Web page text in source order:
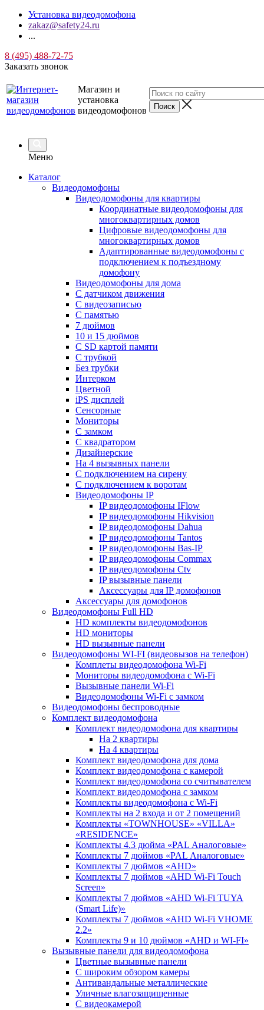
Установка видеодомофона
zakaz@safety24.ru
...
8 (495) 488-72-75
Заказать звонок
Магазин и
установка
видеодомофонов
Меню
Каталог
Видеодомофоны
Видеодомофоны для квартиры
Координатные видеодомофоны для
многоквартирных домов
Цифровые видеодомофоны для
многоквартирных домов
Адаптированные видеодомофоны с
подключением к подъездному
домофону
Видеодомофоны для дома
С датчиком движения
С видеозаписью
C памятью
7 дюймов
10 и 15 дюймов
С SD картой памяти
С трубкой
Без трубки
Интерком
Цветной
iPS дисплей
Сенсорные
Мониторы
С замком
C квадратором
Дизайнерские
На 4 вызывных панели
С подключением на сирену
С подключением к воротам
Видеодомофоны IP
IP видеодомофоны IFlow
IP видеодомофоны Hikvision
IP видеодомофоны Dahua
IP видеодомофоны Tantos
IP видеодомофоны Bas-IP
IP видеодомофоны Commax
IP видеодомофоны Ctv
IP вызывные панели
Аксессуары для IP домофонов
Аксессуары для домофонов
Видеодомофоны Full HD
HD комплекты видеодомофонов
HD мониторы
HD вызывные панели
Видеодомофоны WI-FI (видеовызов на телефон)
Комплеты видеодомофона Wi-Fi
Мониторы видеодомофона с Wi-Fi
Вызывные панели Wi-Fi
Видеодомофоны Wi-Fi с замком
Видеодомофоны беспроводные
Комплект видеодомофона
Комплект видеодомофона для квартиры
На 2 квартиры
На 4 квартиры
Комплект видеодомофона для дома
Комплект видеодомофона с камерой
Комплект видеодомофона со считывателем
Комплект видеодомофона c замком
Комплекты видеодомофона с Wi-Fi
Комплекты на 2 входа и от 2 помещений
Комплекты «TOWNHOUSE» «VILLA»
«RESIDENCE»
Комплекты 4.3 дюйма «PAL Аналоговые»
Комплекты 7 дюймов «PAL Аналоговые»
Комплекты 7 дюймов «AHD»
Комплекты 7 дюймов «AHD Wi-Fi Touch
Screen»
Комплекты 7 дюймов «AHD Wi-Fi TUYA
(Smart Life)»
Комплекты 7 дюймов «AHD Wi-Fi VHOME
2.2»
Комплекты 9 и 10 дюймов «AHD и WI-FI»
Вызывные панели для видеодомофона
Цветные вызывные панели
С широким обзором камеры
Антивандальные металлические
Уличные влагозащищенные
С видеокамерой